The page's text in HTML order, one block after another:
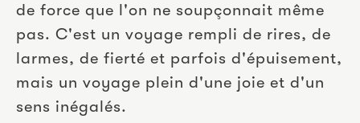
de force que l'on ne soupçonnait même
pas. C'est un voyage rempli de rires, de
larmes, de fierté et parfois d'épuisement,
mais un voyage plein d'une joie et d'un
sens inégalés.